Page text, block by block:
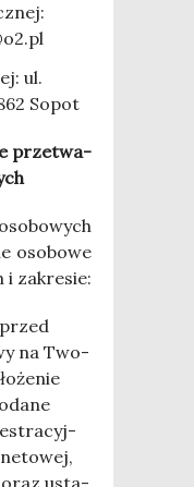
ul.
Sopot
prze­twa­
oso­bo­we
i zakresie:
na Two­